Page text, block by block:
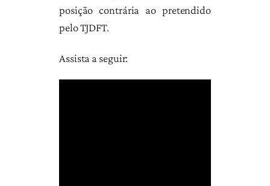
posição contrária ao pretendido
pelo TJDFT.
Assista a seguir: